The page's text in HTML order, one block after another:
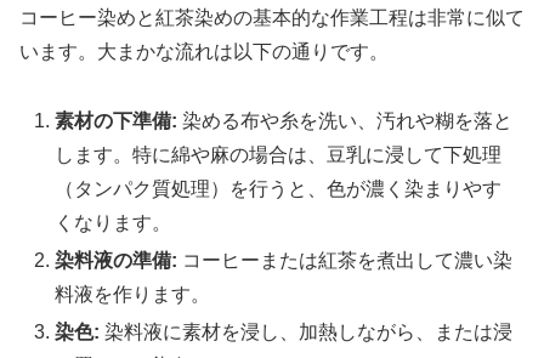
コーヒー染めと紅茶染めの基本的な作業工程は非常に似て
います。大まかな流れは以下の通りです。
素材の下準備: 染める布や糸を洗い、汚れや糊を落と
します。特に綿や麻の場合は、豆乳に浸して下処理
（タンパク質処理）を行うと、色が濃く染まりやす
くなります。
染料液の準備: コーヒーまたは紅茶を煮出して濃い染
料液を作ります。
染色: 染料液に素材を浸し、加熱しながら、または浸